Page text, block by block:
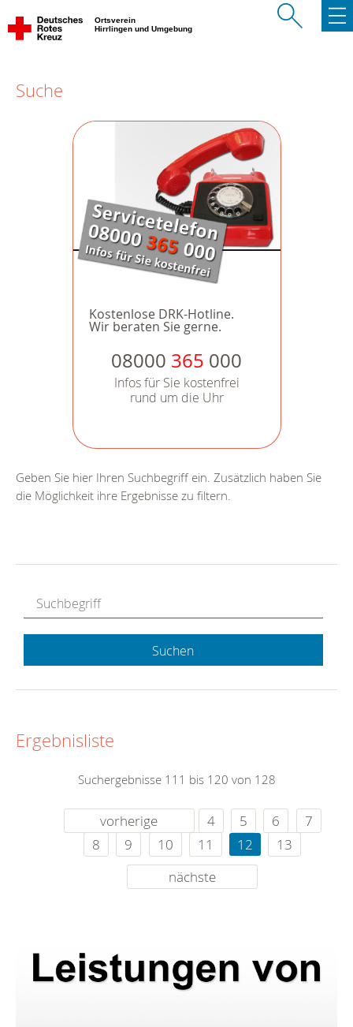
Ortsverein
Hirrlingen und Umgebung
Suche
Kostenlose DRK-Hotline.
Wir beraten Sie gerne.
08000 365 000
Infos für Sie kostenfrei
rund um die Uhr
Geben Sie hier Ihren Suchbegriff ein. Zusätzlich haben Sie
die Möglichkeit ihre Ergebnisse zu filtern.
Suchen
Ergebnisliste
Suchergebnisse 111 bis 120 von 128
vorherige 4 5 6
7
8
9 10 11 12
13
nächste